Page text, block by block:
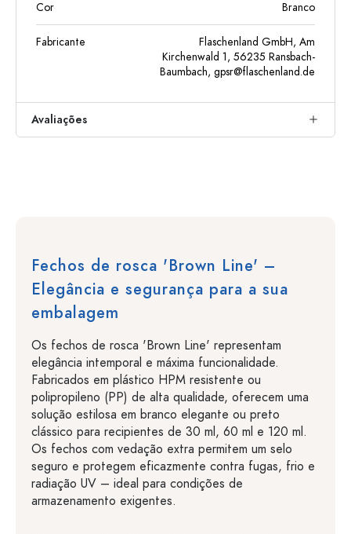
Cor Branco
Fabricante
Flaschenland GmbH, Am
Kirchenwald 1, 56235 Ransbach-
Baumbach, gpsr@flaschenland.de
Avaliações
Fechos de rosca 'Brown Line' –
Elegância e segurança para a sua
embalagem
Os fechos de rosca 'Brown Line' representam
elegância intemporal e máxima funcionalidade.
Fabricados em plástico HPM resistente ou
polipropileno (PP) de alta qualidade, oferecem uma
solução estilosa em branco elegante ou preto
clássico para recipientes de 30 ml, 60 ml e 120 ml.
Os fechos com vedação extra permitem um selo
seguro e protegem eficazmente contra fugas, frio e
radiação UV – ideal para condições de
armazenamento exigentes.